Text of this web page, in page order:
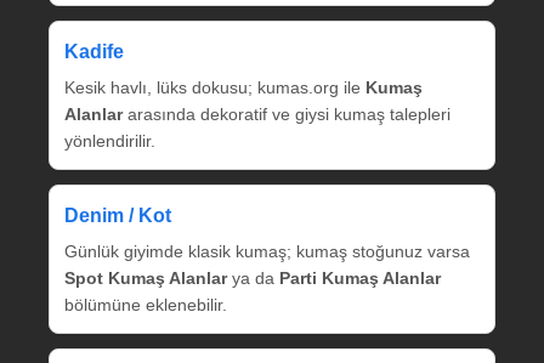
Kadife
Kesik havlı, lüks dokusu; kumas.org ile Kumaş
Alanlararasında dekoratif ve giysi kumaş talepleri
yönlendirilir.
Denim / Kot
Günlük giyimde klasik kumaş; kumaş stoğunuz varsa
Spot Kumaş Alanlarya da Parti Kumaş Alanlar
bölümüne eklenebilir.